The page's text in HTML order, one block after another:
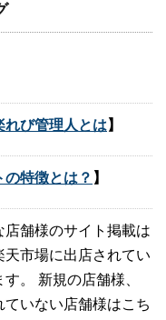
び管理人とは 】
特徴とは？ 】
舗様のサイト掲載は
市場に出店されてい
。 新規の店舗様、
いない店舗様はこち